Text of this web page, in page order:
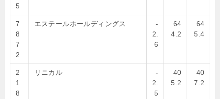
5
7
8
7
2
エステールホールディングス
-
2.
6
64
4.2
64
5.4
2
1
8
リニカル
-
2.
5
40
5.2
40
7.2